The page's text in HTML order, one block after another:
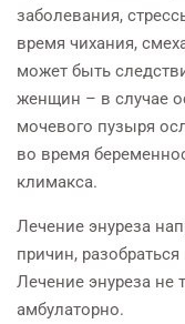
заболевания,
время чихания,
может быть
женщин – в случае
мочевого пузыря
во время
климакса.
Лечение энуреза
причин,
Лечение энуреза не
амбулаторно.